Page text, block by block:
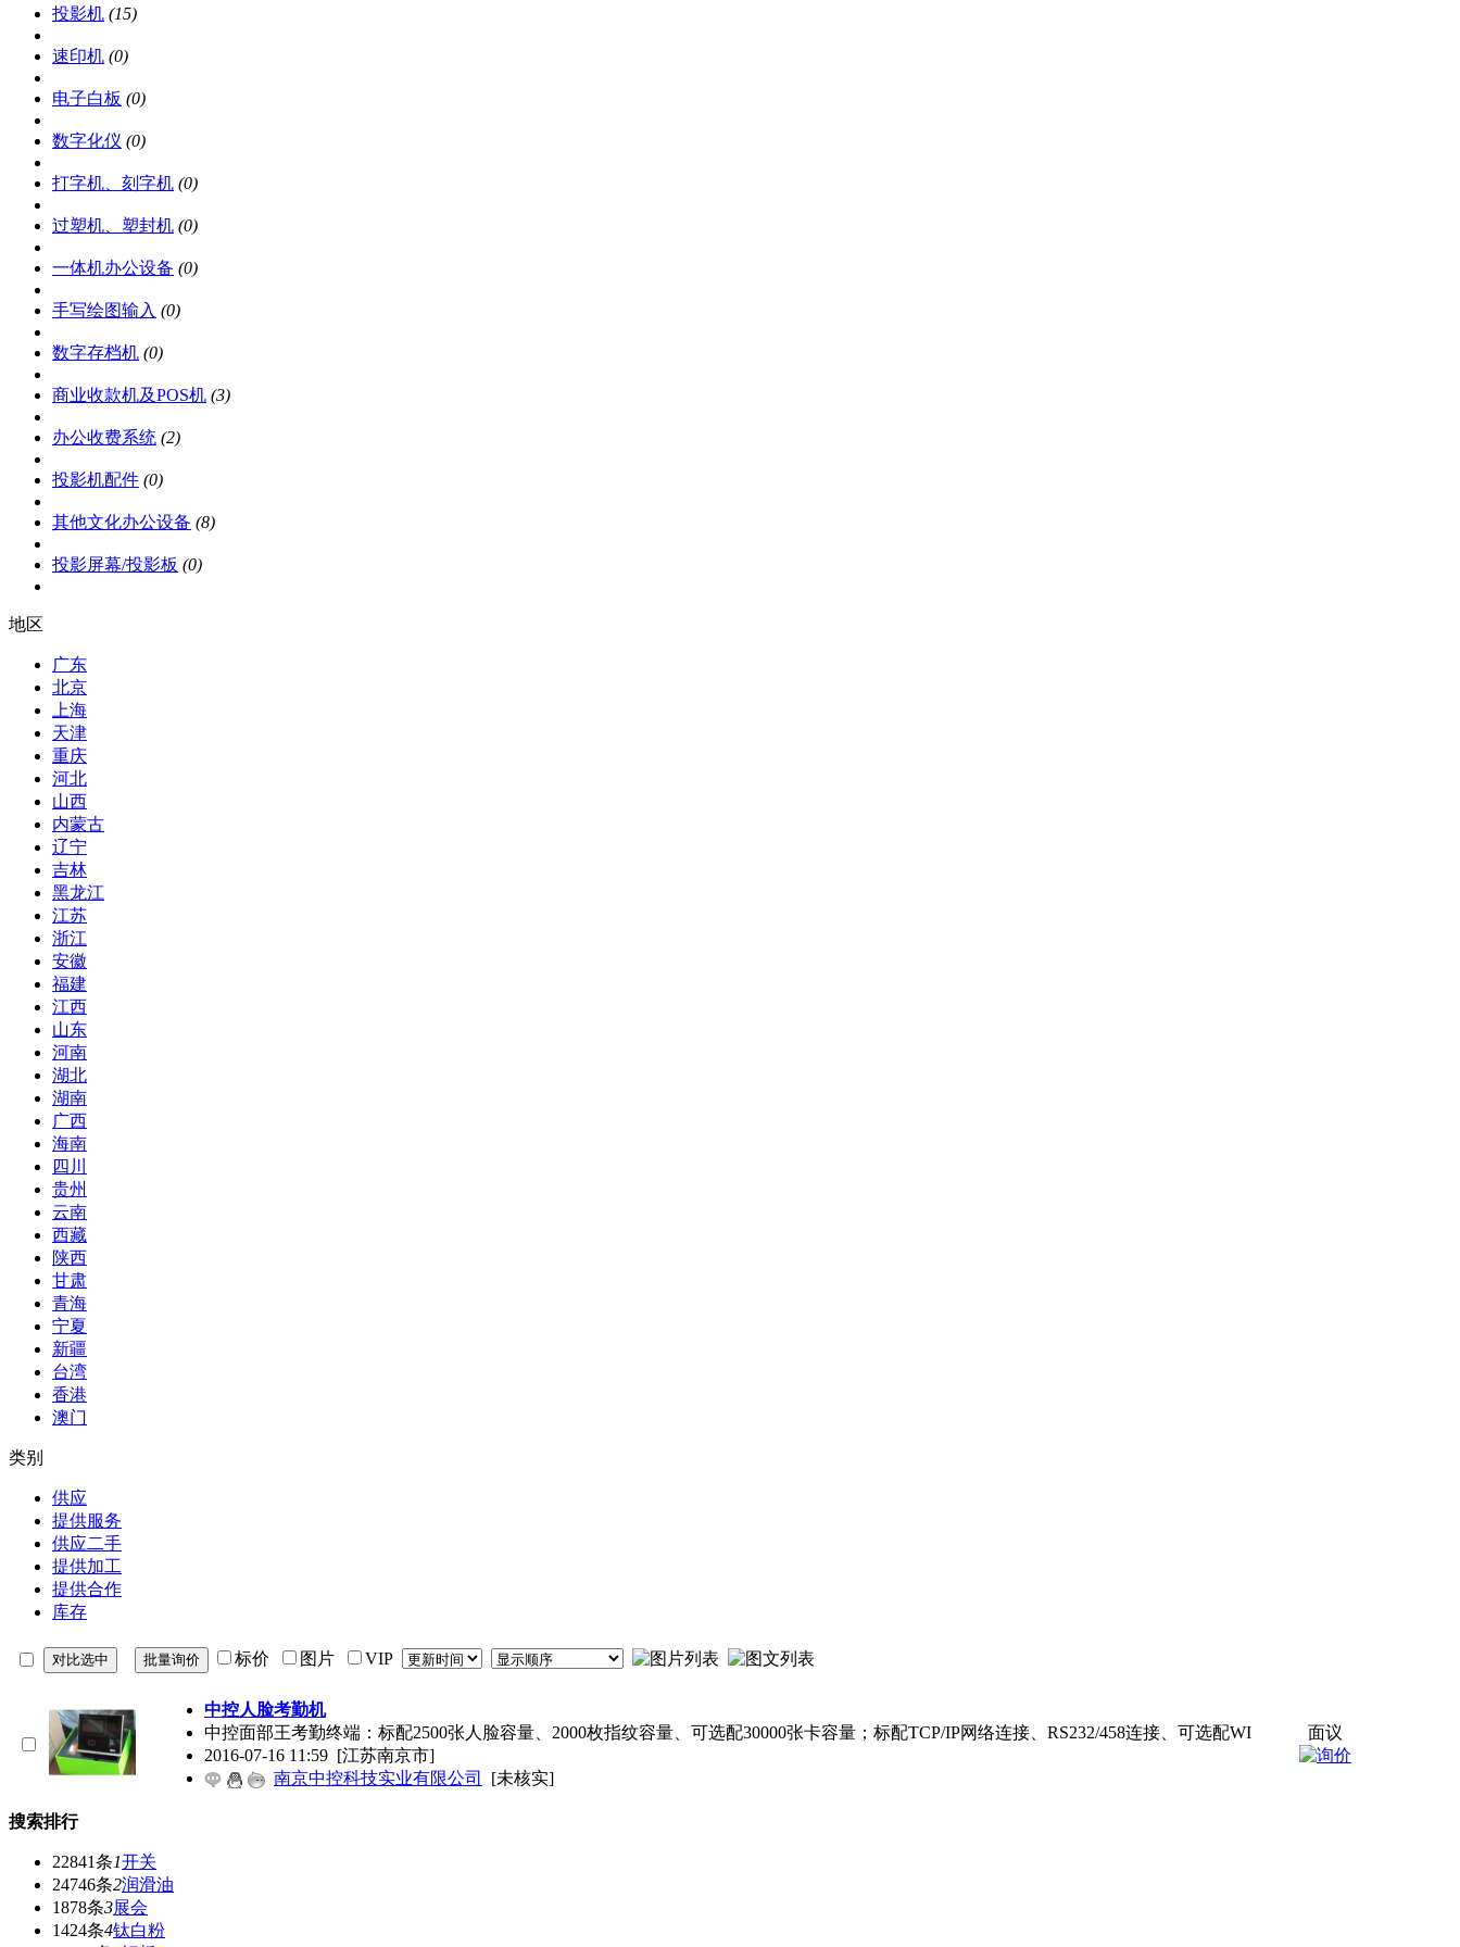
投影机 (15)
速印机 (0)
电子白板 (0)
数字化仪 (0)
打字机、刻字机 (0)
过塑机、塑封机 (0)
一体机办公设备 (0)
手写绘图输入 (0)
数字存档机 (0)
商业收款机及POS机 (3)
办公收费系统 (2)
投影机配件 (0)
其他文化办公设备 (8)
投影屏幕/投影板 (0)
地区
广东
北京
上海
天津
重庆
河北
山西
内蒙古
辽宁
吉林
黑龙江
江苏
浙江
安徽
福建
江西
山东
河南
湖北
湖南
广西
海南
四川
贵州
云南
西藏
陕西
甘肃
青海
宁夏
新疆
台湾
香港
澳门
类别
供应
提供服务
供应二手
提供加工
提供合作
库存
标价 图片 VIP
中控人脸考勤机
中控面部王考勤终端：标配2500张人脸容量、2000枚指纹容量、可选配30000张卡容量；标配TCP/IP网络连接、RS232/458连接、可选配WI
2016-07-16 11:59 [江苏南京市]
南京中控科技实业有限公司
[未核实]
面议
搜索排行
22841条1开关
24746条2润滑油
1878条3展会
1424条4钛白粉